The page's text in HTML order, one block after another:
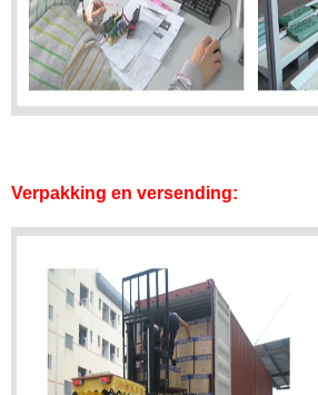
Verpakking en versending: